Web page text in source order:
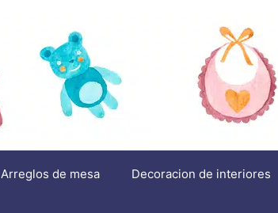
Arreglos de mesa Decoracion de interiores